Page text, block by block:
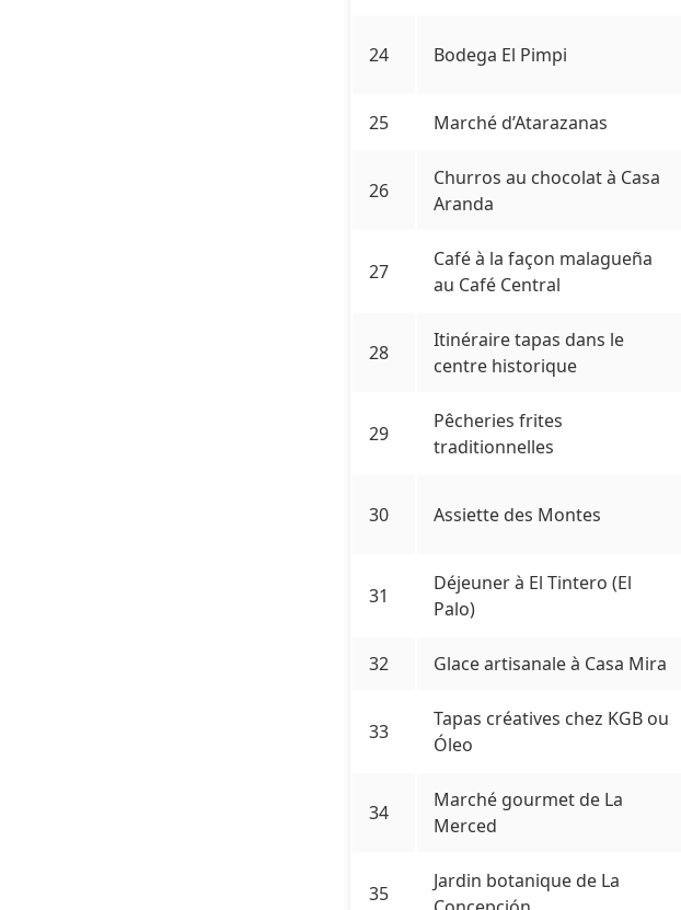
24 Bodega El Pimpi
25 Marché d’Atarazanas
26
Churros au chocolat à Casa
Aranda
27
Café à la façon malagueña
au Café Central
28
Itinéraire tapas dans le
centre historique
29
Pêcheries frites
traditionnelles
30 Assiette des Montes
31
Déjeuner à El Tintero (El
Palo)
32 Glace artisanale à Casa Mira
33
Tapas créatives chez KGB ou
Óleo
34
Marché gourmet de La
Merced
35
Jardin botanique de La